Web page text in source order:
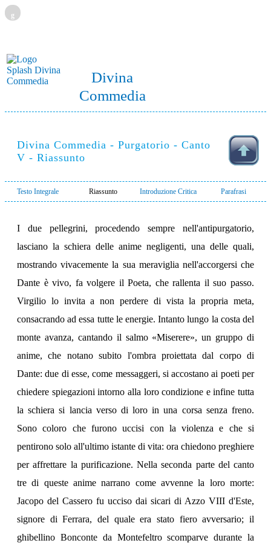
g
Divina
Commedia
Divina Commedia - Purgatorio - Canto
V - Riassunto
Testo Integrale Riassunto Introduzione Critica Parafrasi
I due pellegrini, procedendo sempre nell'antipurgatorio,
lasciano la schiera delle anime negligenti, una delle quali,
mostrando vivacemente la sua meraviglia nell'accorgersi che
Dante è vivo, fa volgere il Poeta, che rallenta il suo passo.
Virgilio lo invita a non perdere di vista la propria meta,
consacrando ad essa tutte le energie. Intanto lungo la costa del
monte avanza, cantando il salmo «Miserere», un gruppo di
anime, che notano subito l'ombra proiettata dal corpo di
Dante: due di esse, come messaggeri, si accostano ai poeti per
chiedere spiegazioni intorno alla loro condizione e infine tutta
la schiera si lancia verso di loro in una corsa senza freno.
Sono coloro che furono uccisi con la violenza e che si
pentirono solo all'ultimo istante di vita: ora chiedono preghiere
per affrettare la purificazione. Nella seconda parte del canto
tre di queste anime narrano come avvenne la loro morte:
Jacopo del Cassero fu ucciso dai sicari di Azzo VIII d'Este,
signore di Ferrara, del quale era stato fiero avversario; il
ghibellino Bonconte da Montefeltro scomparve durante la